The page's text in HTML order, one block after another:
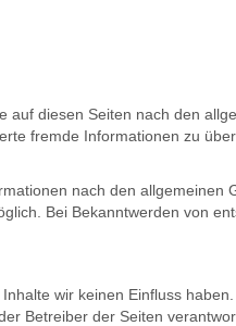
diesen Seiten nach den
fremde Informationen zu
nach den
Bei Bekanntwerden von
wir keinen Einfluss
Betreiber der Seiten